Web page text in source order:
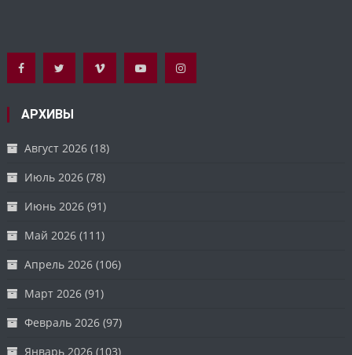
АРХИВЫ
Август 2026 (18)
Июль 2026 (78)
Июнь 2026 (91)
Май 2026 (111)
Апрель 2026 (106)
Март 2026 (91)
Февраль 2026 (97)
Январь 2026 (103)